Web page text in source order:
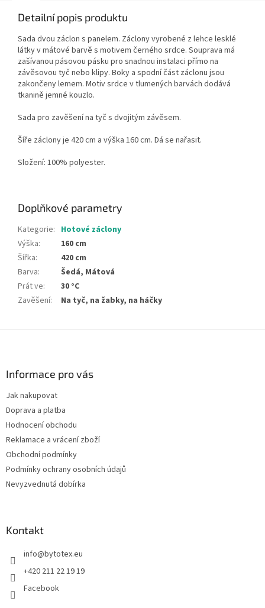
Detailní popis produktu
Sada dvou záclon s panelem. Záclony vyrobené z lehce lesklé
látky v mátové barvě s motivem černého srdce. Souprava má
zašívanou pásovou pásku pro snadnou instalaci přímo na
závěsovou tyč nebo klipy. Boky a spodní část záclonu jsou
zakončeny lemem. Motiv srdce v tlumených barvách dodává
tkanině jemné kouzlo.
Sada pro zavěšení na tyč s dvojitým závěsem.
Šíře záclony je 420 cm a výška 160 cm. Dá se nařasit.
Složení: 100% polyester.
Doplňkové parametry
Kategorie: Hotové záclony
Výška:
160 cm
Šířka:
420 cm
Barva:
Šedá, Mátová
Prát ve:
30 °C
Zavěšení: Na tyč, na žabky, na háčky
Informace pro vás
Jak nakupovat
Doprava a platba
Hodnocení obchodu
Reklamace a vrácení zboží
Obchodní podmínky
Podmínky ochrany osobních údajů
Nevyzvednutá dobírka
Kontakt
info@bytotex.eu
+420 211 22 19 19
Facebook